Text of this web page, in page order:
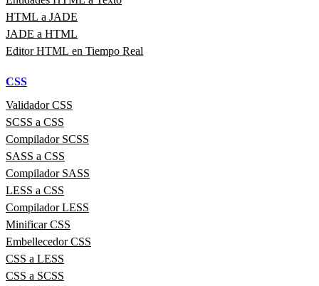
HTML a JADE
JADE a HTML
Editor HTML en Tiempo Real
CSS
Validador CSS
SCSS a CSS
Compilador SCSS
SASS a CSS
Compilador SASS
LESS a CSS
Compilador LESS
Minificar CSS
Embellecedor CSS
CSS a LESS
CSS a SCSS